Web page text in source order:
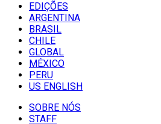
EDIÇÕES
ARGENTINA
BRASIL
CHILE
GLOBAL
MÉXICO
PERU
US ENGLISH
SOBRE NÓS
STAFF